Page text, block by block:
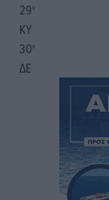
29°
ΚΥ
30°
ΔΕ